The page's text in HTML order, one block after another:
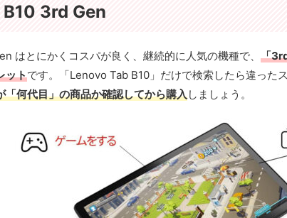
3rd Gen
はとにかくコスパが良く、継続的に人気の機種で、 「
ットです。「Lenovo Tab B10」だけで検索したら違った
「何代目」の商品か確認してから購入しましょう。